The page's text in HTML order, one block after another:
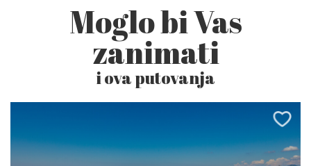
Moglo bi Vas
zanimati
i ova putovanja